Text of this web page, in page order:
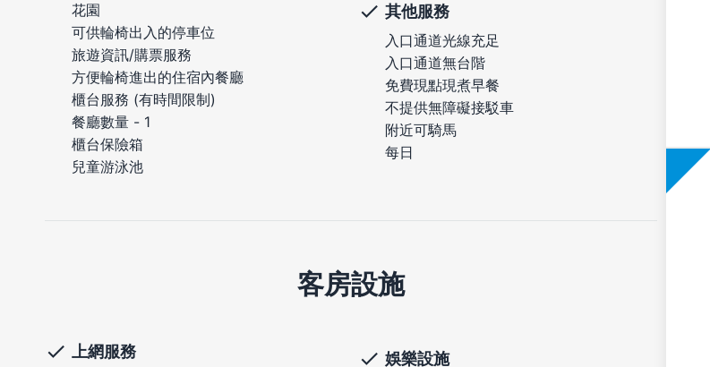
花園
可供輪椅出入的停車位
旅遊資訊/購票服務
方便輪椅進出的住宿內餐廳
櫃台服務 (有時間限制)
餐廳數量 - 1
櫃台保險箱
兒童游泳池
其他服務
入口通道光線充足
入口通道無台階
免費現點現煮早餐
不提供無障礙接駁車
附近可騎馬
每日
客房設施
上網服務 娛樂設施